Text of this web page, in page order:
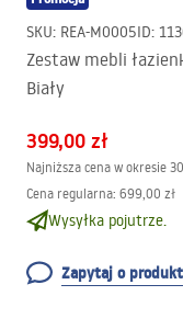
SKU: REA-M0005ID:
Zestaw mebli
Biały
399,00 zł
Najniższa cena w okresie
Cena regularna: 699,00 zł
Wysyłka pojutrze.
Zapytaj o produkt